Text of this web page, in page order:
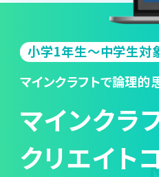
小学1年生～中学生対
マインクラフトで論理的
マインクラ
クリエイト